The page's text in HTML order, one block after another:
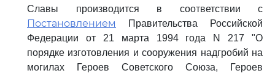
Славы производится в соответствии с
Постановлением
Правительства Российской
Федерации от 21 марта 1994 года N 217 "О
порядке изготовления и сооружения надгробий на
могилах Героев Советского Союза, Героев